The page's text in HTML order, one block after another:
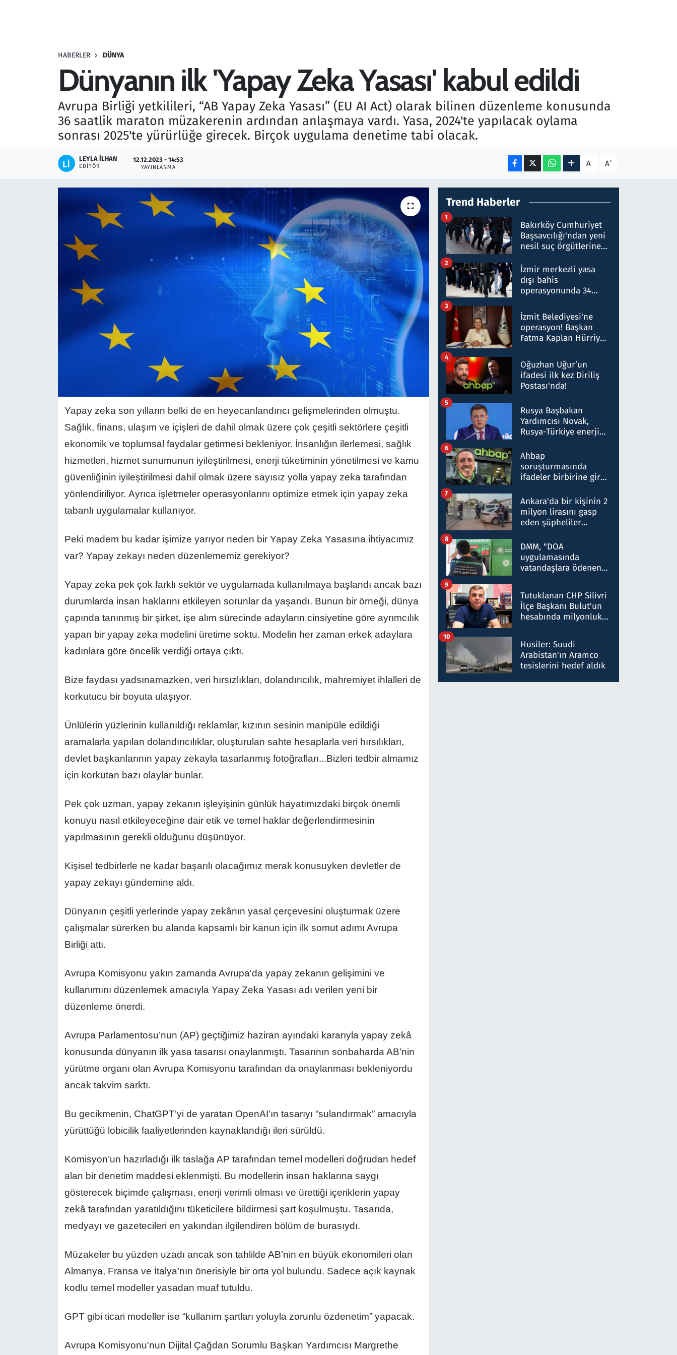
HABERLER DÜNYA
Dünyanın ilk 'Yapay Zeka Yasası' kabul edildi
Avrupa Birliği yetkilileri, “AB Yapay Zeka Yasası” (EU AI Act) olarak bilinen düzenleme konusunda
36 saatlik maraton müzakerenin ardından anlaşmaya vardı. Yasa, 2024'te yapılacak oylama
sonrası 2025'te yürürlüğe girecek. Birçok uygulama denetime tabi olacak.
LEYLA İLHAN
EDITÖR
12.12.2023 - 14:53
YAYINLANMA A- A+
Yapay zeka son yılların belki de en heyecanlandırıcı gelişmelerinden olmuştu.
Sağlık, finans, ulaşım ve içişleri de dahil olmak üzere çok çeşitli sektörlere çeşitli
ekonomik ve toplumsal faydalar getirmesi bekleniyor. İnsanlığın ilerlemesi, sağlık
hizmetleri, hizmet sunumunun iyileştirilmesi, enerji tüketiminin yönetilmesi ve kamu
güvenliğinin iyileştirilmesi dahil olmak üzere sayısız yolla yapay zeka tarafından
yönlendiriliyor. Ayrıca işletmeler operasyonlarını optimize etmek için yapay zeka
tabanlı uygulamalar kullanıyor.
Peki madem bu kadar işimize yarıyor neden bir Yapay Zeka Yasasına ihtiyacımız
var? Yapay zekayı neden düzenlememiz gerekiyor?
Yapay zeka pek çok farklı sektör ve uygulamada kullanılmaya başlandı ancak bazı
durumlarda insan haklarını etkileyen sorunlar da yaşandı. Bunun bir örneği, dünya
çapında tanınmış bir şirket, işe alım sürecinde adayların cinsiyetine göre ayrımcılık
yapan bir yapay zeka modelini üretime soktu. Modelin her zaman erkek adaylara
kadınlara göre öncelik verdiği ortaya çıktı.
Bize faydası yadsınamazken, veri hırsızlıkları, dolandırıcılık, mahremiyet ihlalleri de
korkutucu bir boyuta ulaşıyor.
Ünlülerin yüzlerinin kullanıldığı reklamlar, kızının sesinin manipüle edildiği
aramalarla yapılan dolandırıcılıklar, oluşturulan sahte hesaplarla veri hırsılıkları,
devlet başkanlarının yapay zekayla tasarlanmış fotoğrafları...Bizleri tedbir almamız
için korkutan bazı olaylar bunlar.
Pek çok uzman, yapay zekanın işleyişinin günlük hayatımızdaki birçok önemli
konuyu nasıl etkileyeceğine dair etik ve temel haklar değerlendirmesinin
yapılmasının gerekli olduğunu düşünüyor.
Kişisel tedbirlerle ne kadar başarılı olacağımız merak konusuyken devletler de
yapay zekayı gündemine aldı.
Dünyanın çeşitli yerlerinde yapay zekânın yasal çerçevesini oluşturmak üzere
çalışmalar sürerken bu alanda kapsamlı bir kanun için ilk somut adımı Avrupa
Birliği attı.
Avrupa Komisyonu yakın zamanda Avrupa'da yapay zekanın gelişimini ve
kullanımını düzenlemek amacıyla Yapay Zeka Yasası adı verilen yeni bir
düzenleme önerdi.
Avrupa Parlamentosu’nun (AP) geçtiğimiz haziran ayındaki kararıyla yapay zekâ
konusunda dünyanın ilk yasa tasarısı onaylanmıştı. Tasarının sonbaharda AB’nin
yürütme organı olan Avrupa Komisyonu tarafından da onaylanması bekleniyordu
ancak takvim sarktı.
Bu gecikmenin, ChatGPT‘yi de yaratan OpenAI’ın tasarıyı “sulandırmak” amacıyla
yürüttüğü lobicilik faaliyetlerinden kaynaklandığı ileri sürüldü.
Komisyon’un hazırladığı ilk taslağa AP tarafından temel modelleri doğrudan hedef
alan bir denetim maddesi eklenmişti. Bu modellerin insan haklarına saygı
gösterecek biçimde çalışması, enerji verimli olması ve ürettiği içeriklerin yapay
zekâ tarafından yaratıldığını tüketicilere bildirmesi şart koşulmuştu. Tasarıda,
medyayı ve gazetecileri en yakından ilgilendiren bölüm de burasıydı.
Müzakeler bu yüzden uzadı ancak son tahlilde AB’nin en büyük ekonomileri olan
Almanya, Fransa ve İtalya’nın önerisiyle bir orta yol bulundu. Sadece açık kaynak
kodlu temel modeller yasadan muaf tutuldu.
GPT gibi ticari modeller ise “kullanım şartları yoluyla zorunlu özdenetim” yapacak.
Avrupa Komisyonu'nun Dijital Çağdan Sorumlu Başkan Yardımcısı Margrethe
Trend Haberler
Bakırköy Cumhuriyet
Başsavcılığı'ndan yeni
nesil suç örgütlerine
hakkında gözaltı kararı
1
İzmir merkezli yasa
dışı bahis
operasyonunda 34
Milyar liralık para
trafiği tespit edildi
2
İzmit Belediyesi'ne
operasyon! Başkan
Fatma Kaplan Hürriyet
3
Oğuzhan Uğur’un
ifadesi ilk kez Diriliş
Postası'nda!
4
Rusya Başbakan
Yardımcısı Novak,
Rusya-Türkiye enerji
nitelikte olduğunu
belirtti
5
Ahbap
soruşturmasında
ifadeler birbirine girdi:
ifadelerinden ortaya
çıkan tablo şok etti
6
Ankara'da bir kişinin 2
milyon lirasını gasp
eden şüpheliler
7
DMM, "DOA
uygulamasında
vatandaşlara ödenen
düşürüldüğü" iddiasını
yalanladı
8
Tutuklanan CHP Silivri
İlçe Başkanı Bulut'un
hesabında milyonluk
talimat verdi, ben
gönderdim
9
Husiler: Suudi
Arabistan'ın Aramco
tesislerini hedef aldık
10
Savunma Sanayi
Seçim 2023